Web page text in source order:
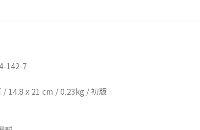
142-7
/ 14.8 x 21 cm / 0.23kg / 初版